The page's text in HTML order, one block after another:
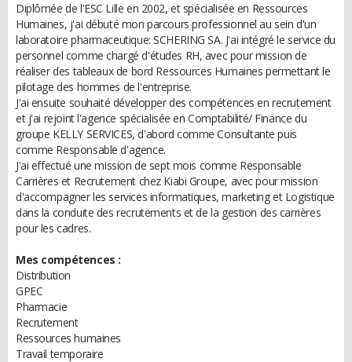
Diplômée de l'ESC Lille en 2002, et spécialisée en Ressources
Humaines, j'ai débuté mon parcours professionnel au sein d'un
laboratoire pharmaceutique: SCHERING SA. J'ai intégré le service du
personnel comme chargé d'études RH, avec pour mission de
réaliser des tableaux de bord Ressources Humaines permettant le
pilotage des hommes de l'entreprise.
J'ai ensuite souhaité développer des compétences en recrutement
et j'ai rejoint l'agence spécialisée en Comptabilité/ Finance du
groupe KELLY SERVICES, d'abord comme Consultante puis
comme Responsable d'agence.
J'ai effectué une mission de sept mois comme Responsable
Carrières et Recrutement chez Kiabi Groupe, avec pour mission
d'accompagner les services informatiques, marketing et Logistique
dans la conduite des recrutements et de la gestion des carrières
pour les cadres.
Mes compétences :
Distribution
GPEC
Pharmacie
Recrutement
Ressources humaines
Travail temporaire